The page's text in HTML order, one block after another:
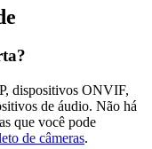
dispositivos ONVIF,
de áudio. Não há
que você pode
de câmeras.